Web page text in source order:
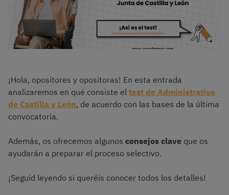
¡Hola, opositores y opositoras! En esta entrada
analizaremos en qué consiste el test de Administrativo
de Castilla y León, de acuerdo con las bases de la última
convocatoria.
Además, os ofrecemos algunos consejos clave que os
ayudarán a preparar el proceso selectivo.
¡Seguid leyendo si queréis conocer todos los detalles!